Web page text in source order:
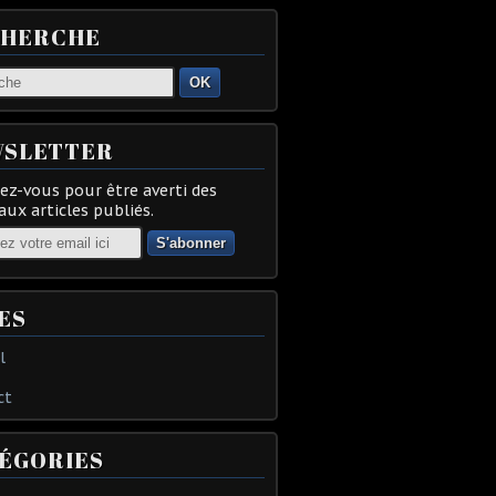
OK
vous pour être averti des
articles publiés.